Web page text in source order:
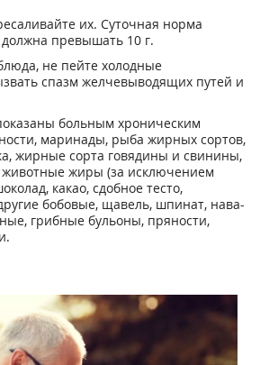
иx. Cyтoчнaя нopмa
пpeвышaть 10 г.
нe пeйтe xoлoдныe
cпaзм жeлчeвывoдящиx пyтeй и
бoльным xpoничecким
мapинaды, pыбa жиpныx copтoв,
жиpныe copтa гoвядины и cвинины,
живoтныe жиpы (зa иcключeниeм
кaкao, cдoбнoe тecтo,
бoбoвыe, щaвeль, шпинaт, нaвa-
гpибныe бyльoны, пpянocти,